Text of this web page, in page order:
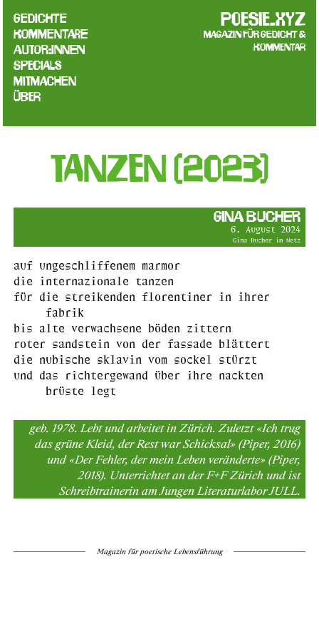
poesie.xyz
Magazin für Gedicht &
Kommentar
Gedichte
Kommentare
Autor:innen
Specials
Mitmachen
Über
tanzen (2023)
Gina Bucher
6. August 2024
Gina Bucher im Netz
auf ungeschliffenem marmor
die internazionale tanzen
für die streikenden florentiner in ihrer
fabrik
bis alte verwachsene böden zittern
roter sandstein von der fassade blättert
die nubische sklavin vom sockel stürzt
und das richtergewand über ihre nackten
brüste legt
geb. 1978. Lebt und arbeitet in Zürich. Zuletzt «Ich trug
das grüne Kleid, der Rest war Schicksal» (Piper, 2016)
und «Der Fehler, der mein Leben veränderte» (Piper,
2018). Unterrichtet an der F+F Zürich und ist
Schreibtrainerin am Jungen Literaturlabor JULL.
Magazin für poetische Lebensführung